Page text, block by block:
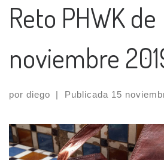
Reto PHWK de
noviembre
por diego | Publicada 15